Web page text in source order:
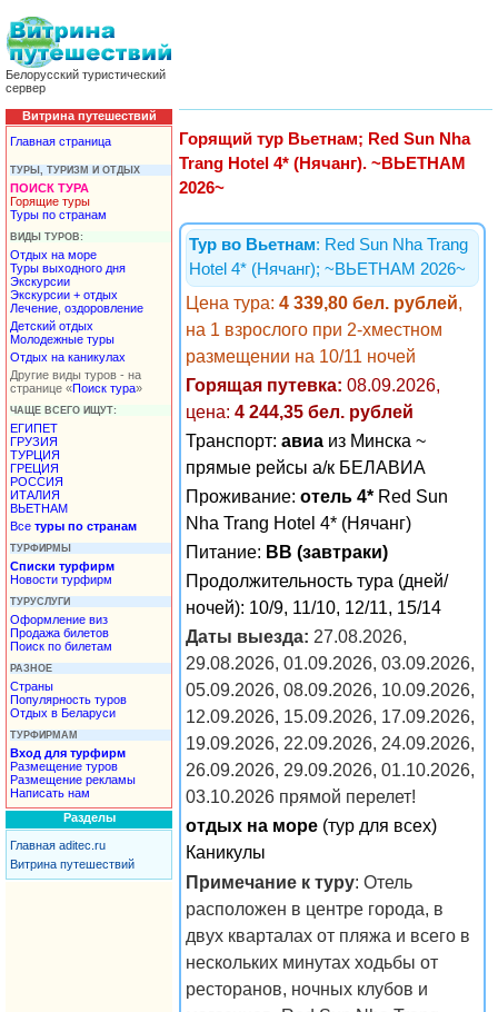
Белорусский туристический
сервер
Витрина путешествий
Главная страница
ТУРЫ, ТУРИЗМ И ОТДЫХ
ПОИСК ТУРА
Горящие туры
Туры по странам
ВИДЫ ТУРОВ:
Отдых на море
Туры выходного дня
Экскурсии
Экскурсии + отдых
Лечение, оздоровление
Детский отдых
Молодежные туры
Отдых на каникулах
Другие виды туров - на
странице «Поиск тура»
ЧАЩЕ ВСЕГО ИЩУТ:
ЕГИПЕТ
ГРУЗИЯ
ТУРЦИЯ
ГРЕЦИЯ
РОССИЯ
ИТАЛИЯ
ВЬЕТНАМ
Все туры по странам
ТУРФИРМЫ
Списки турфирм
Новости турфирм
ТУРУСЛУГИ
Оформление виз
Продажа билетов
Поиск по билетам
РАЗНОЕ
Страны
Популярность туров
Отдых в Беларуси
ТУРФИРМАМ
Вход для турфирм
Размещение туров
Размещение рекламы
Написать нам
Разделы
Главная aditec.ru
Витрина путешествий
Горящий тур Вьетнам; Red Sun Nha
Trang Hotel 4* (Нячанг). ~ВЬЕТНАМ
2026~
Тур во Вьетнам: Red Sun Nha Trang
Hotel 4* (Нячанг); ~ВЬЕТНАМ 2026~
Цена тура: 4 339,80 бел. рублей,
на 1 взрослого при 2-хместном
размещении на 10/11 ночей
Горящая путевка: 08.09.2026,
цена: 4 244,35 бел. рублей
Транспорт: авиа из Минска ~
прямые рейсы а/к БЕЛАВИА
Проживание: отель 4* Red Sun
Nha Trang Hotel 4* (Нячанг)
Питание: BB (завтраки)
Продолжительность тура (дней/
ночей): 10/9, 11/10, 12/11, 15/14
Даты выезда: 27.08.2026,
29.08.2026, 01.09.2026, 03.09.2026,
05.09.2026, 08.09.2026, 10.09.2026,
12.09.2026, 15.09.2026, 17.09.2026,
19.09.2026, 22.09.2026, 24.09.2026,
26.09.2026, 29.09.2026, 01.10.2026,
03.10.2026 прямой перелет!
отдых на море (тур для всех)
Каникулы
Примечание к туру: Отель
расположен в центре города, в
двух кварталах от пляжа и всего в
нескольких минутах ходьбы от
ресторанов, ночных клубов и